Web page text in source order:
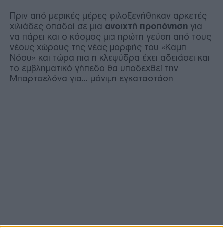
Πριν από μερικές μέρες φιλοξενήθηκαν αρκετές
χιλιάδες οπαδοί σε μια ανοιχτή προπόνηση για
να πάρει και ο κόσμος μια πρώτη γεύση από τους
νέους χώρους της νέας μορφής του «Καμπ
Νόου» και τώρα πια η κλεψύδρα έχει αδειάσει και
το εμβληματικό γήπεδο θα υποδεχθεί την
Μπαρτσελόνα για... μόνιμη εγκαταστάση